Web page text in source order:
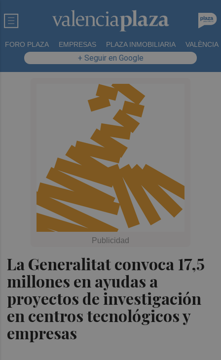
FORO PLAZA EMPRESAS PLAZA INMOBILIARIA VALÈNCIA
+ Seguir en Google
La Generalitat convoca 17,5
millones en ayudas a
proyectos de investigación
en centros tecnológicos y
empresas